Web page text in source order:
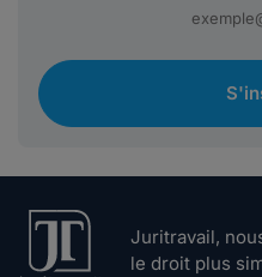
Juritravail,
le droit plus